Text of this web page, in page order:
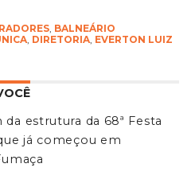
, BALNEÁRIO
, DIRETORIA, EVERTON LUIZ
estrutura da 68ª Festa
já começou em